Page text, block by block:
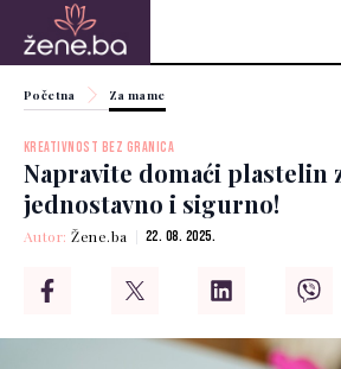
Početna Za mame
KREATIVNOST BEZ GRANICA
Napravite domaći plastelin
jednostavno i sigurno!
Autor:Žene.ba 22. 08. 2025.